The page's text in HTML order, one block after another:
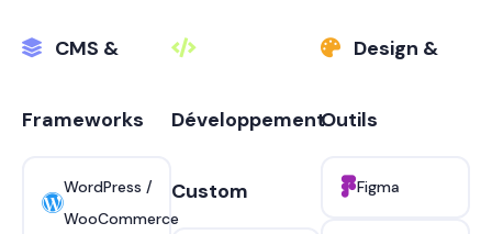
CMS &
Frameworks
WordPress /
WooCommerce
Développement
Custom
Design &
Outils
Figma